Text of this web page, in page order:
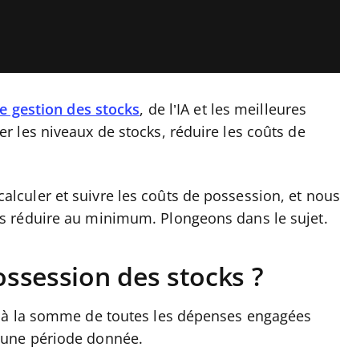
gestion des stocks, de l’IA et les meilleures
les niveaux de stocks, réduire les coûts de
et suivre les coûts de possession, et nous
réduire au minimum. Plongeons dans le sujet.
des stocks ?
la somme de toutes les dépenses engagées
période donnée.